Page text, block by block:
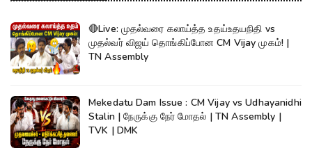
🔴Live: முதல்வரை கலாய்த்த உதய்உதயநிதி vs
முதல்வர் விஜய் தொங்கிப்போன CM Vijay முகம்! |
TN Assembly
Mekedatu Dam Issue : CM Vijay vs Udhayanidhi
Stalin | நேருக்கு நேர் மோதல் | TN Assembly |
TVK | DMK